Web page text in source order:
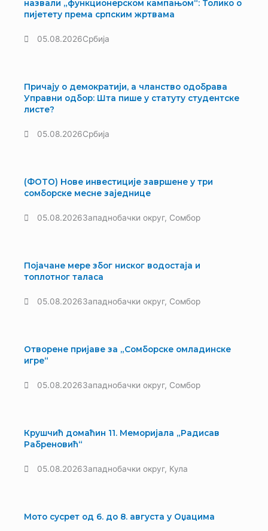
назвали „функционерском кампањом“: Толико о
пијетету према српским жртвама
05.08.2026Србија
Причају о демократији, а чланство одобрава
Управни одбор: Шта пише у статуту студентске
листе?
05.08.2026Србија
(ФОТО) Нове инвестиције завршене у три
сомборске месне заједнице
05.08.2026Западнобачки округ, Сомбор
Појачане мере због ниског водостаја и
топлотног таласа
05.08.2026Западнобачки округ, Сомбор
Отворене пријаве за „Сомборске омладинске
игре“
05.08.2026Западнобачки округ, Сомбор
Крушчић домаћин 11. Меморијала „Радисав
Рабреновић“
05.08.2026Западнобачки округ, Кула
Мото сусрет од 6. до 8. августа у Оџацима